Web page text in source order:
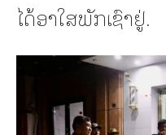
ໄດ້ອາໃສພັກເຊົາຢູ່.